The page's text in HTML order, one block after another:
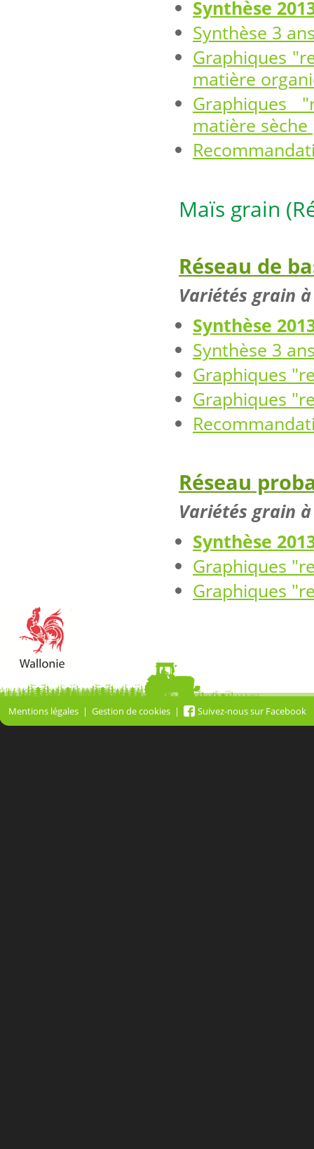
Synthèse
Synthèse 3
Graphiques
matière
Graphiques
matière
Maïs grain
Réseau de
Variétés grain
Synthèse
Synthèse 3
Graphiques
Graphiques
Réseau
Variétés grain
Synthèse
Graphiques
Graphiques
Mentions légales Gestion de cookies Suivez-nous sur Facebook